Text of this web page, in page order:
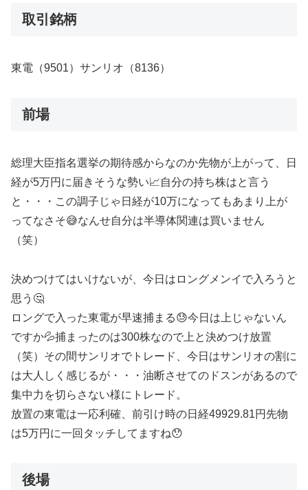
取引銘柄
東電（9501）サンリオ（8136）
前場
総理大臣指名選挙の期待感からなのか先物が上がって、日
経が5万円に届きそうな勢い📈自分の持ち株はと言う
と・・・この調子じゃ日経が10万になってもあまり上が
ってなさそ😅なんせ自分は半導体関連は買いません
（笑）
決めつけてはいけないが、今日はロングメンイで入ろうと
思う🤔
ロングで入った東電が早速捕まる😓今日は上じゃないん
ですか💦捕まったのは300株なので上と決めつけ放置
（笑）その間サンリオでトレード、今日はサンリオの割に
は大人しく感じるが・・・油断させてのドスンがあるので
集中力を切らさない様にトレード。
放置の東電は一応利確、前引け時の日経49929.81円先物
は5万円に一回タッチしてますね😯
後場